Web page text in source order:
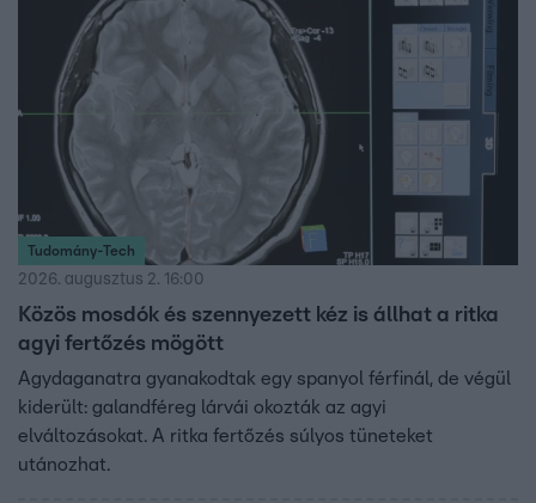
Tudomány-Tech
2026. augusztus 2. 16:00
Közös mosdók és szennyezett kéz is állhat a ritka
agyi fertőzés mögött
Agydaganatra gyanakodtak egy spanyol férfinál, de végül
kiderült: galandféreg lárvái okozták az agyi
elváltozásokat. A ritka fertőzés súlyos tüneteket
utánozhat.